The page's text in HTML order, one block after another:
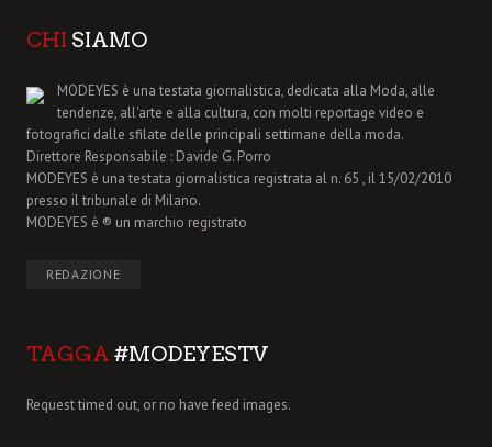
CHI SIAMO
MODEYES è una testata giornalistica, dedicata alla Moda, alle
tendenze, all'arte e alla cultura, con molti reportage video e
fotografici dalle sfilate delle principali settimane della moda.
Direttore Responsabile : Davide G. Porro
MODEYES è una testata giornalistica registrata al n. 65 , il 15/02/2010
presso il tribunale di Milano.
MODEYES è ® un marchio registrato
REDAZIONE
TAGGA #MODEYESTV
Request timed out, or no have feed images.